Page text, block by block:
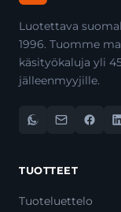
Luotettava
1996. Tuomme
käsityökaluja yli
jälleenmyyjille.
TUOTTEET
Tuoteluettelo